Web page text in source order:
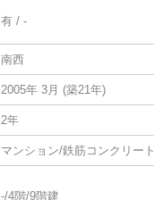
有 / -
南西
2005年 3月 (築21年)
2年
マンション/鉄筋コンクリート
-/4階/9階建